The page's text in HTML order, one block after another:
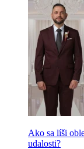
Ako sa líši
udalosti?